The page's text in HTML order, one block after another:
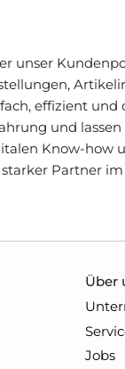
unser
effizient und
und
Know-how
Partner
Über
Jobs